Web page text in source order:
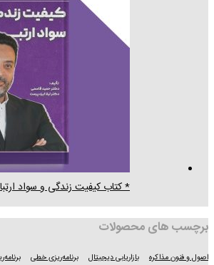
* کتاب کیفیت زندگی و سواد
برچسب های محصولات
اصول و فنون مذاکره بازاریابی دیجیتال برنامه‌ریزی خطی